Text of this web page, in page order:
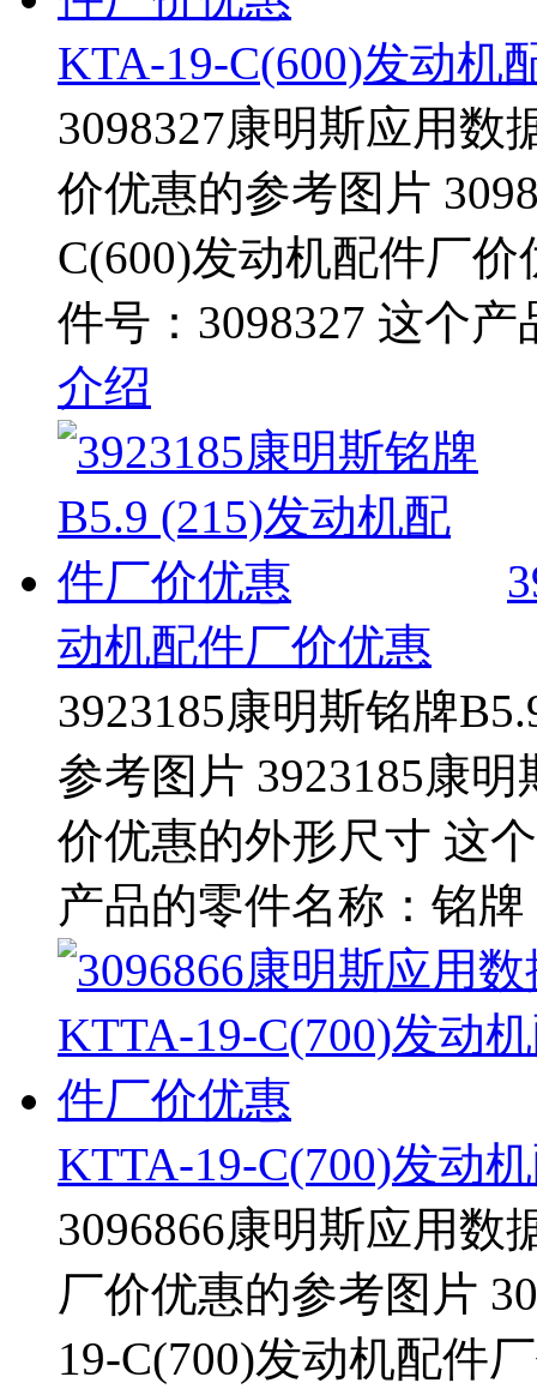
KTA-19-C(600)发动机
3098327康明斯应用数
价优惠的参考图片
C(600)发动机配件厂
件号：3098327 这个
介绍
动机配件厂价优惠
3923185康明斯铭牌
参考图片 3923185康
价优惠的外形尺寸 这
产品的零件名称：铭
KTTA-19-C(700)发动
3096866康明斯应用数
厂价优惠的参考图片
19-C(700)发动机配件